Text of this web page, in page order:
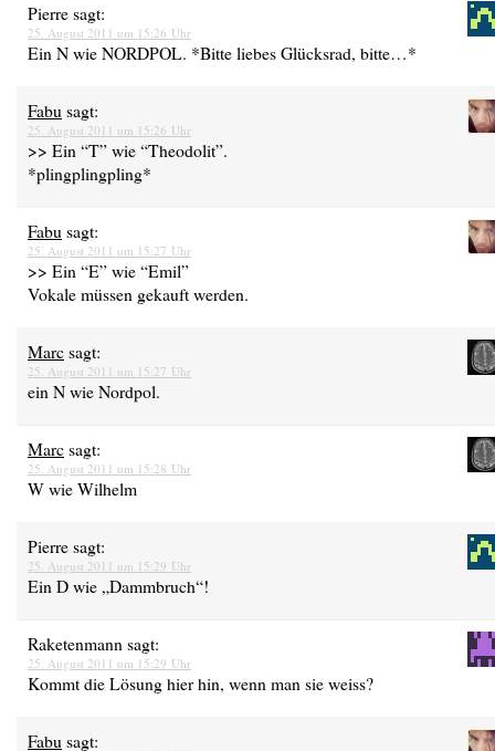
Pierresagt:
25. August 2011 um 15:26 Uhr
Ein N wie NORDPOL. *Bitte liebes Glücksrad, bitte…*
Fabu sagt:
25. August 2011 um 15:26 Uhr
>> Ein “T” wie “Theodolit”.
*plingplingpling*
Fabu sagt:
25. August 2011 um 15:27 Uhr
>> Ein “E” wie “Emil”
Vokale müssen gekauft werden.
Marcsagt:
25. August 2011 um 15:27 Uhr
ein N wie Nordpol.
Marcsagt:
25. August 2011 um 15:28 Uhr
W wie Wilhelm
Pierresagt:
25. August 2011 um 15:29 Uhr
Ein D wie „Dammbruch“!
Raketenmann sagt:
25. August 2011 um 15:29 Uhr
Kommt die Lösung hier hin, wenn man sie weiss?
Fabu sagt: